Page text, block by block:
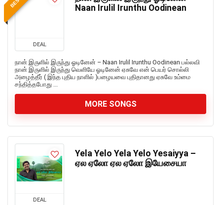
DEAL
Naan Irulil Irunthu Oodinean
நான் இருளில் இருந்து ஓடினேன் – Naan Irulil Irunthu Oodinean பல்லவி
நான் இருளில் இருந்து வெளியே ஓடினேன் ஏசுவே என் பெயர் சொல்லி
அழைத்தீர் ( இந்த புதிய நாளில் )பழையவை புதிதானது ஏசுவே உம்மை
சந்தித்தபோது ...
MORE SONGS
DEAL
Yela Yelo Yela Yelo Yesaiyya –
ஏல ஏலோ ஏல ஏலோ இயேசையா